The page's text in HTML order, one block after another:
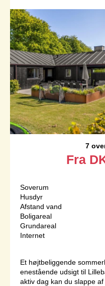
7
Fra
Soverum
Husdyr
Afstand vand
Boligareal
Grundareal
Internet
Et højtbeliggende
enestående udsigt til
aktiv dag kan du slappe